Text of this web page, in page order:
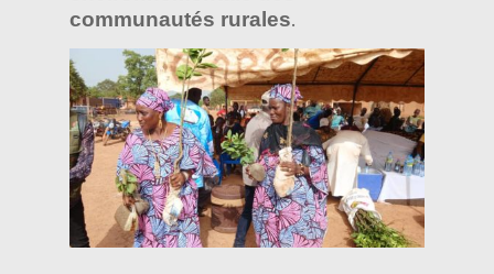
communautés rurales.